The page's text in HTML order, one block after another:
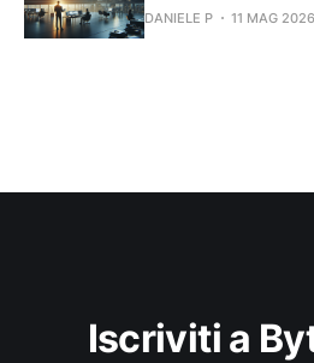
DANIELE P 11 MAG 2026
Iscriviti a